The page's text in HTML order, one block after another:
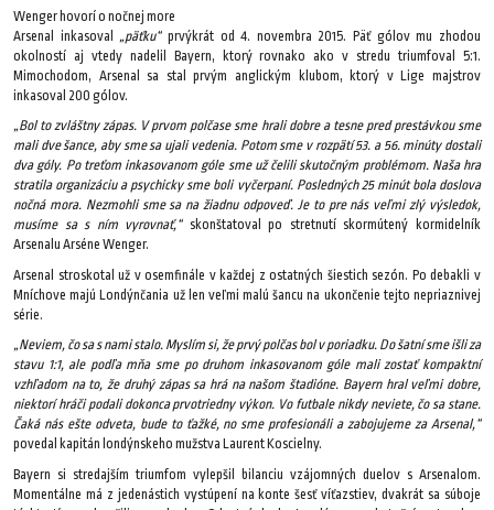
Wenger hovorí o nočnej more
Arsenal inkasoval„päťku“prvýkrát od 4. novembra 2015. Päť gólov mu zhodou
okolností aj vtedy nadelil Bayern, ktorý rovnako ako v stredu triumfoval 5:1.
Mimochodom, Arsenal sa stal prvým anglickým klubom, ktorý v Lige majstrov
inkasoval 200 gólov.
„Bol to zvláštny zápas. V prvom polčase sme hrali dobre a tesne pred prestávkou sme
mali dve šance, aby sme sa ujali vedenia. Potom sme v rozpätí 53. a 56. minúty dostali
dva góly. Po treťom inkasovanom góle sme už čelili skutočným problémom. Naša hra
stratila organizáciu a psychicky sme boli vyčerpaní. Posledných 25 minút bola doslova
nočná mora. Nezmohli sme sa na žiadnu odpoveď. Je to pre nás veľmi zlý výsledok,
musíme sa s ním vyrovnať,“skonštatoval po stretnutí skormútený kormidelník
Arsenalu Arséne Wenger.
Arsenal stroskotal už v osemfinále v každej z ostatných šiestich sezón. Po debakli v
Mníchove majú Londýnčania už len veľmi malú šancu na ukončenie tejto nepriaznivej
série.
„Neviem, čo sa s nami stalo. Myslím si, že prvý polčas bol v poriadku. Do šatní sme išli za
stavu 1:1, ale podľa mňa sme po druhom inkasovanom góle mali zostať kompaktní
vzhľadom na to, že druhý zápas sa hrá na našom štadióne. Bayern hral veľmi dobre,
niektorí hráči podali dokonca prvotriedny výkon. Vo futbale nikdy neviete, čo sa stane.
Čaká nás ešte odveta, bude to ťažké, no sme profesionáli a zabojujeme za Arsenal,“
povedal kapitán londýnskeho mužstva Laurent Koscielny.
Bayern si stredajším triumfom vylepšil bilanciu vzájomných duelov s Arsenalom.
Momentálne má z jedenástich vystúpení na konte šesť víťazstiev, dvakrát sa súboje